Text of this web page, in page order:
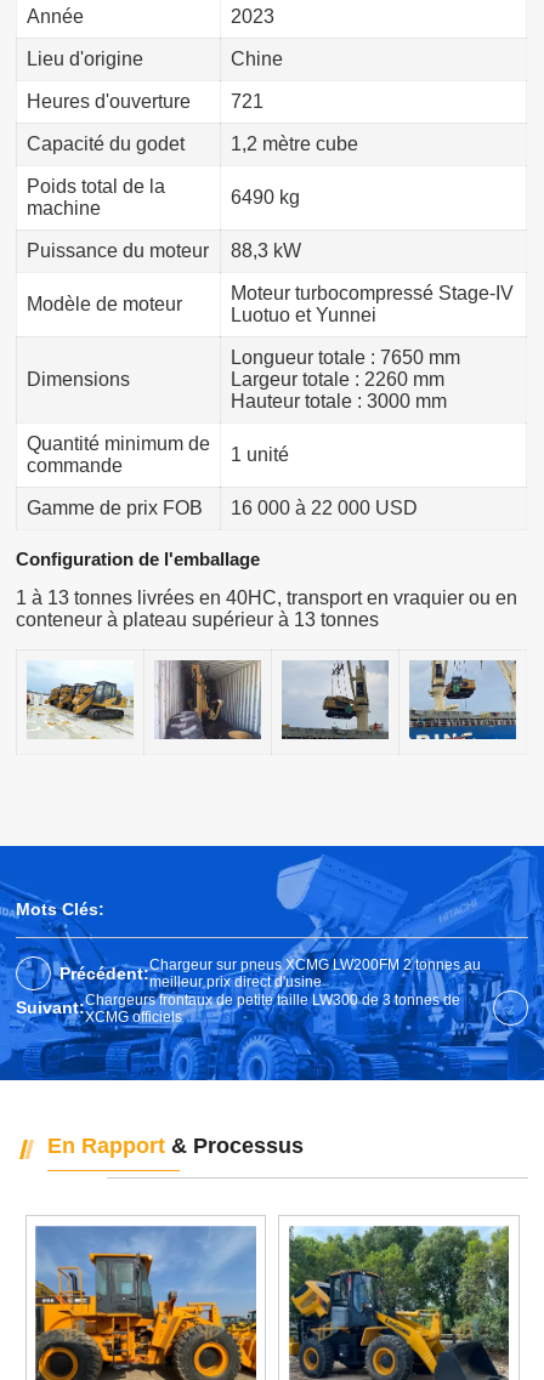
Année 2023
Lieu d'origine Chine
Heures d'ouverture 721
Capacité du godet 1,2 mètre cube
Poids total de la
machine
6490 kg
Puissance du moteur 88,3 kW
Modèle de moteur
Moteur turbocompressé Stage-IV
Luotuo et Yunnei
Dimensions
Longueur totale : 7650 mm
Largeur totale : 2260 mm
Hauteur totale : 3000 mm
Quantité minimum de
commande
1 unité
Gamme de prix FOB 16 000 à 22 000 USD
Configuration de l'emballage
1 à 13 tonnes livrées en 40HC, transport en vraquier ou en
conteneur à plateau supérieur à 13 tonnes
Mots Clés:
Précédent:Chargeur sur pneus XCMG LW200FM 2 tonnes au
meilleur prix direct d'usine
Suivant:Chargeurs frontaux de petite taille LW300 de 3 tonnes de
XCMG officiels
En Rapport & Processus